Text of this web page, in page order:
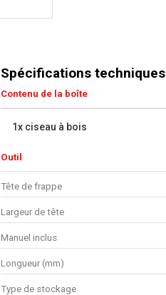
Spécifications techniques
Contenu de la boîte
1x ciseau à bois
Outil
Tête de frappe
Largeur de tête
Manuel inclus
Longueur (mm)
Type de stockage